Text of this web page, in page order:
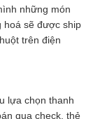
những món
hoá sẽ được ship
trên điện
lựa chọn thanh
qua check, thẻ